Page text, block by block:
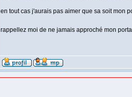
en tout cas j'aurais pas aimer que sa soit mon
rappellez moi de ne jamais approché mon